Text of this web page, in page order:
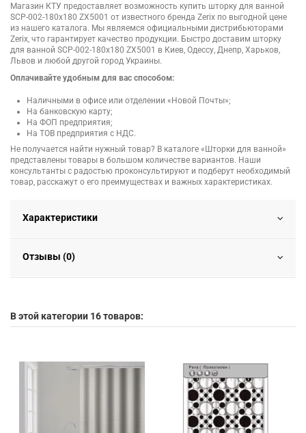
Магазин КТУ предоставляет возможность купить шторку для ванной
SCP-002-180x180 ZX5001 от известного бренда Zerix по выгодной цене
из нашего каталога. Мы являемся официальными дистрибьюторами
Zerix, что гарантирует качество продукции. Быстро доставим шторку
для ванной SCP-002-180x180 ZX5001 в Киев, Одессу, Днепр, Харьков,
Львов и любой другой город Украины.
Оплачивайте удобным для вас способом:
Наличными в офисе или отделении «Новой Почты»;
На банковскую карту;
На ФОП предприятия;
На ТОВ предприятия с НДС.
Не получается найти нужный товар? В каталоге «Шторки для ванной»
представлены товары в большом количестве вариантов. Наши
консультанты с радостью проконсультируют и подберут необходимый
товар, расскажут о его преимуществах и важных характеристиках.
Характеристики
Отзывы (0)
В этой категории 16 товаров: